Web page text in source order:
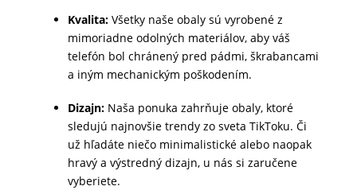
Kvalita:Všetky naše obaly sú vyrobené z
mimoriadne odolných materiálov, aby váš
telefón bol chránený pred pádmi, škrabancami
a iným mechanickým poškodením.
Dizajn:Naša ponuka zahrňuje obaly, ktoré
sledujú najnovšie trendy zo sveta TikToku. Či
už hľadáte niečo minimalistické alebo naopak
hravý a výstredný dizajn, u nás si zaručene
vyberiete.